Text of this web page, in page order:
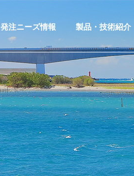
発注ニーズ情報
発注ニーズ情報登録
発注ニーズ情報への応募
MACHIPLA
製品・技術紹介
製品・技術等紹介
製品技術情報登録